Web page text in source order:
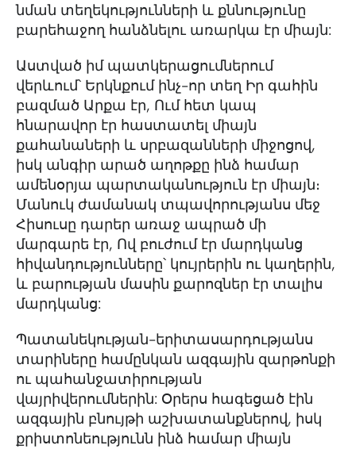
նման տեղեկությունների և քննությունը
բարեհաջող հանձնելու առարկա էր միայն:
Աստված իմ պատկերացումներում
վերևում՝ Երկնքում ինչ-որ տեղ Իր գահին
բազմած Արքա էր, Ում հետ կապ
հնարավոր էր հաստատել միայն
քահանաների և սրբազանների միջոցով,
իսկ անգիր արած աղոթքը ինձ համար
ամենօրյա պարտականություն էր միայն։
Մանուկ ժամանակ տպավորությանս մեջ
Հիսուսը դարեր առաջ ապրած մի
մարգարե էր, Ով բուժում էր մարդկանց
հիվանդությունները՝ կույրերին ու կաղերին,
և բարության մասին քարոզներ էր տալիս
մարդկանց:
Պատանեկության-երիտասարդությանս
տարիները համընկան ազգային զարթոնքի
ու պահանջատիրության
վայրիվերումներին: Օրերս հագեցած էին
ազգային բնույթի աշխատանքներով, իսկ
քրիստոնեությունն ինձ համար միայն